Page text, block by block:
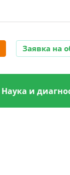
Заявка на
Наука и